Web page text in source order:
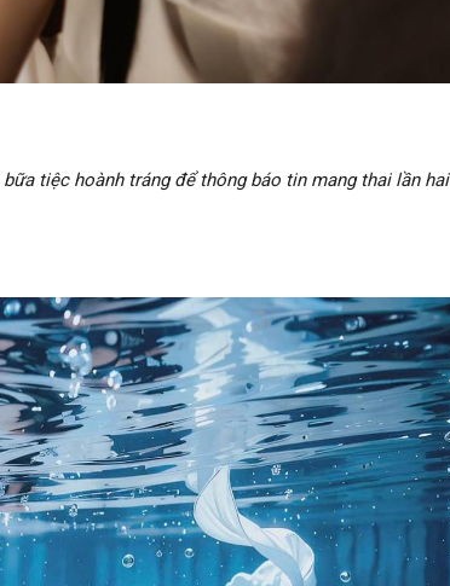
tiệc hoành tráng để thông báo tin mang thai lần hai